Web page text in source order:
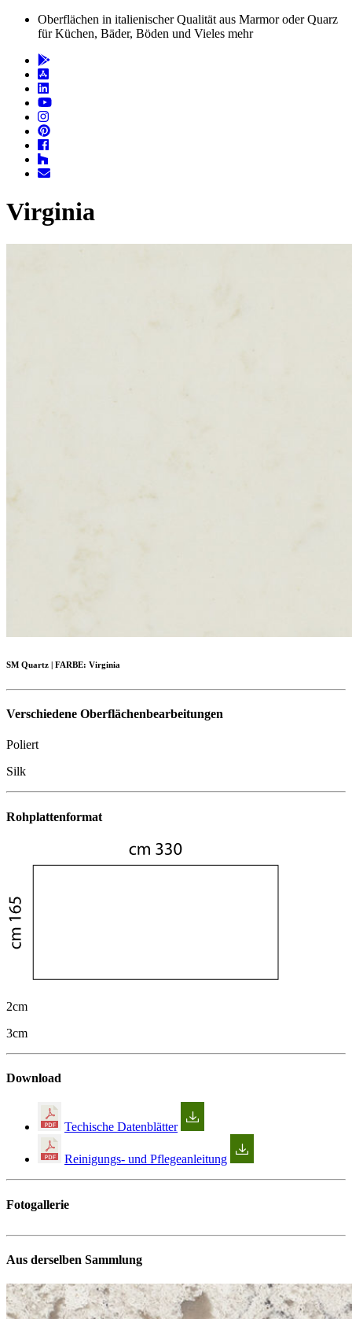
Oberflächen in italienischer Qualität aus Marmor oder Quarz
für Küchen, Bäder, Böden und Vieles mehr
Virginia
SM Quartz | FARBE: Virginia
Verschiedene Oberflächenbearbeitungen
Poliert
Silk
Rohplattenformat
2cm
3cm
Download
Techische Datenblätter
Reinigungs- und Pflegeanleitung
Fotogallerie
Aus derselben Sammlung